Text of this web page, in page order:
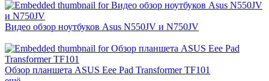
Видео обзор ноутбуков Asus N550JV и N750JV
Обзор планшета ASUS Eee Pad Transformer TF101